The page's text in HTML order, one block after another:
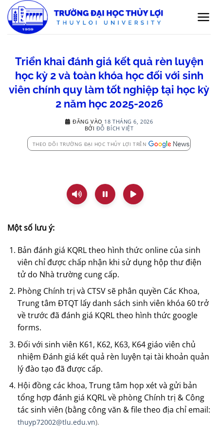
qua
nội
Triển khai đánh giá kết quả rèn luyện
học kỳ 2 và toàn khóa học đối với sinh
viên chính quy làm tốt nghiệp tại học kỳ
2 năm học 2025-2026
ĐĂNG VÀO 18 THÁNG 6, 2026
BỞI ĐỖ BÍCH VIỆT
THEO DÕI TRƯỜNG ĐẠI HỌC THỦY LỢI TRÊN
Một số lưu ý:
Bản đánh giá KQRL theo hình thức online của sinh
viên chỉ được chấp nhận khi sử dụng hộp thư điện
tử do Nhà trường cung cấp.
Phòng Chính trị và CTSV sẽ phân quyền Các Khoa,
Trung tâm ĐTQT lấy danh sách sinh viên khóa 60 trở
về trước đã đánh giá KQRL theo hình thức google
forms.
Đối với sinh viên K61, K62, K63, K64 giáo viên chủ
nhiệm Đánh giá kết quả rèn luyện tại tài khoản quản
lý đào tạo đã được cấp.
Hội đồng các khoa, Trung tâm họp xét và gửi bản
tổng hợp đánh giá KQRL về phòng Chính trị & Công
tác sinh viên (bằng công văn & file theo địa chỉ email:
thuyp72002@tlu.edu.vn).